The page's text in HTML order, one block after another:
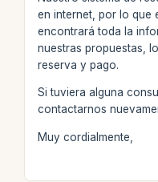
en internet, por lo que
encontrará toda la
nuestras propuestas,
reserva y pago.
Si tuviera alguna
contactarnos
Muy cordialmente,